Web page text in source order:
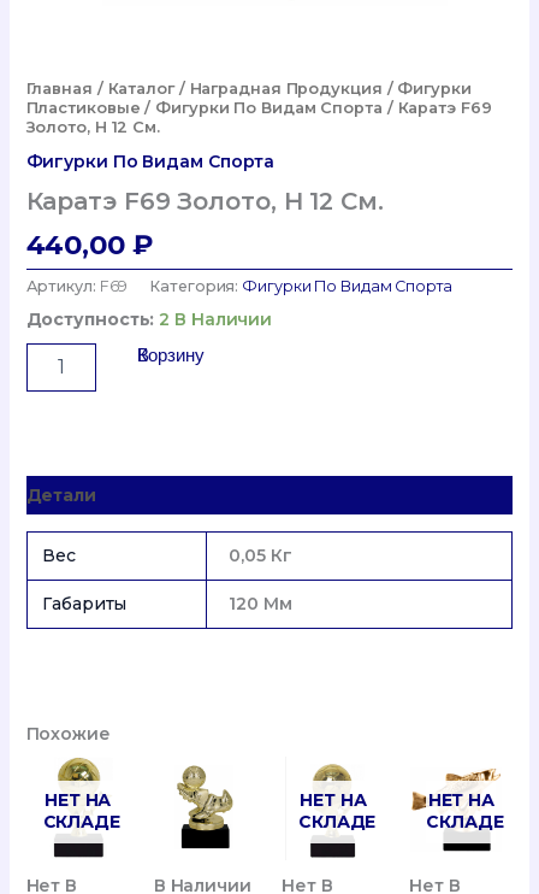
Главная / Каталог/ Наградная Продукция / Фигурки
Пластиковые / Фигурки По Видам Спорта / Каратэ F69
Золото, H 12 См.
Фигурки По Видам Спорта
Каратэ F69 Золото, H 12 См.
440,00 ₽
Артикул: F69 Категория: Фигурки По Видам Спорта
Доступность: 2 В Наличии
Количество
Товара
H
12
В Корзину
Детали
Вес 0,05 Кг
Габариты 120 Мм
Похожие
НЕТ НА
СКЛАДЕ
Нет В
В Наличии
НЕТ НА
СКЛАДЕ
Нет В
НЕТ НА
СКЛАДЕ
Нет В